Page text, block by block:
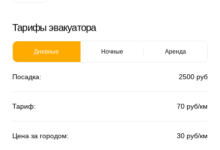
Тарифы эвакуатора
Дневные Ночные Аренда
Посадка: 2500 руб
Тариф: 70 руб/км
Цена за городом: 30 руб/км